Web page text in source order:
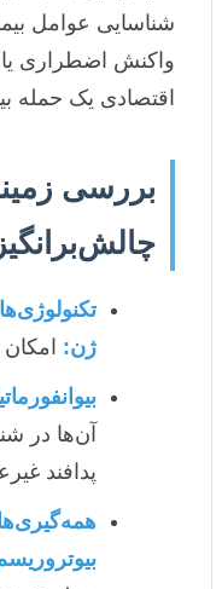
شناسایی عوامل
واکنش اضطراری یا
اقتصادی یک حمله
بررسی
چالش‌برانگیز
ژن:
آن‌ها در
پدافند